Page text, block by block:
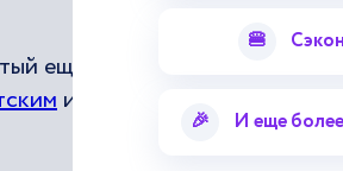
ещё в 1944 г. закон о
и бесплатным.
🍔
🎉 И еще